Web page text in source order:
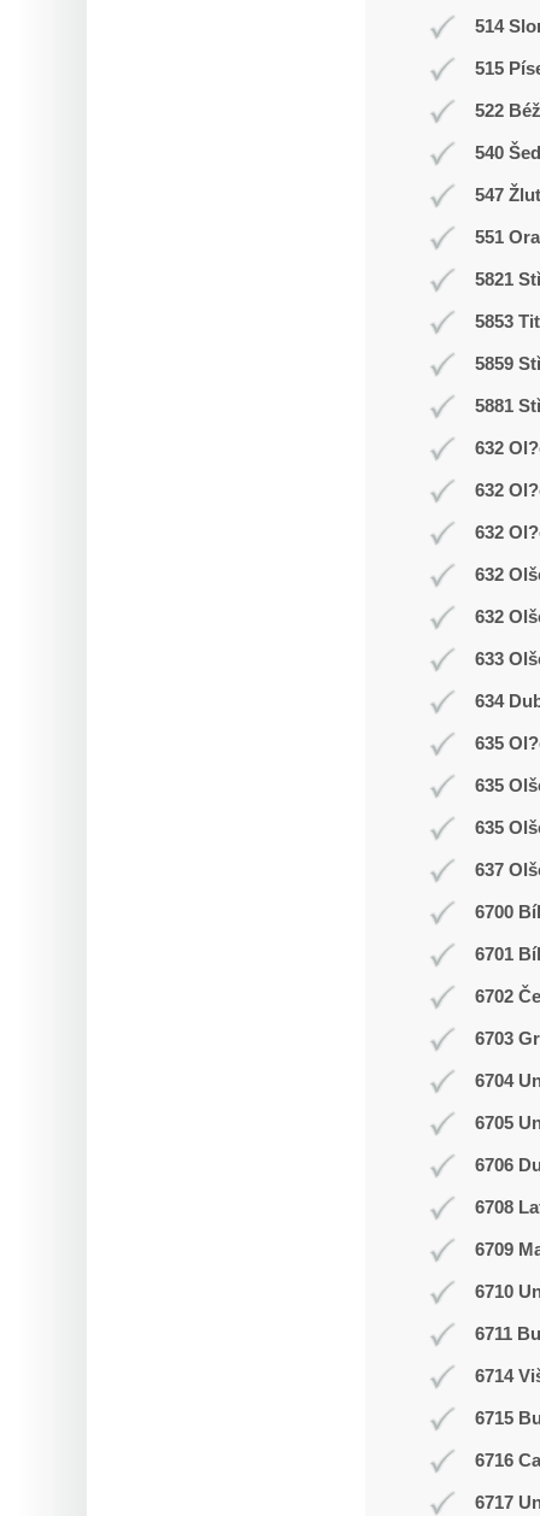
514
515
522
540
547
551
5821
5853
5859
5881
632
632
632
632
632
633
634
635
635
635
637
6700
6701
6702
6703
6704
6705
6706
6708
6709
6710
6711
6714
6715
6716
6717